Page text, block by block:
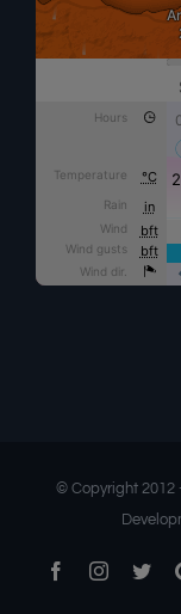
© Copyright 2012
FacebookInstagram